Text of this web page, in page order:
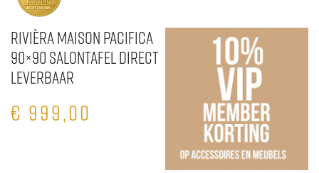
Rivièra Maison Pacifica
90×90 Salontafel direct
leverbaar
€ 999,00